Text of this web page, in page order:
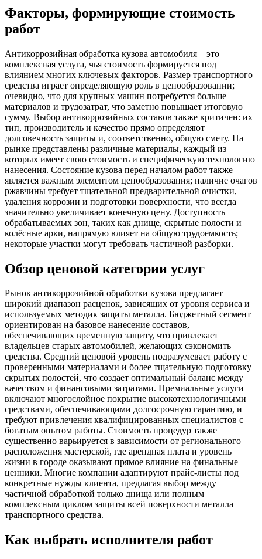
Факторы, формирующие стоимость
работ
Антикоррозийная обработка кузова автомобиля – это
комплексная услуга, чья стоимость формируется под
влиянием многих ключевых факторов. Размер транспортного
средства играет определяющую роль в ценообразовании;
очевидно, что для крупных машин потребуется больше
материалов и трудозатрат, что заметно повышает итоговую
сумму. Выбор антикоррозийных составов также критичен: их
тип, производитель и качество прямо определяют
долговечность защиты и, соответственно, общую смету. На
рынке представлены различные материалы, каждый из
которых имеет свою стоимость и специфическую технологию
нанесения. Состояние кузова перед началом работ также
является важным элементом ценообразования; наличие очагов
ржавчины требует тщательной предварительной очистки,
удаления коррозии и подготовки поверхности, что всегда
значительно увеличивает конечную цену. Доступность
обрабатываемых зон, таких как днище, скрытые полости и
колёсные арки, напрямую влияет на общую трудоемкость;
некоторые участки могут требовать частичной разборки.
Обзор ценовой категории услуг
Рынок антикоррозийной обработки кузова предлагает
широкий диапазон расценок, зависящих от уровня сервиса и
используемых методик защиты металла. Бюджетный сегмент
ориентирован на базовое нанесение составов,
обеспечивающих временную защиту, что привлекает
владельцев старых автомобилей, желающих сэкономить
средства. Средний ценовой уровень подразумевает работу с
проверенными материалами и более тщательную подготовку
скрытых полостей, что создает оптимальный баланс между
качеством и финансовыми затратами. Премиальные услуги
включают многослойное покрытие высокотехнологичными
средствами, обеспечивающими долгосрочную гарантию, и
требуют привлечения квалифицированных специалистов с
богатым опытом работы. Стоимость процедур также
существенно варьируется в зависимости от регионального
расположения мастерской, где арендная плата и уровень
жизни в городе оказывают прямое влияние на финальные
ценники. Многие компании адаптируют прайс-листы под
конкретные нужды клиента, предлагая выбор между
частичной обработкой только днища или полным
комплексным циклом защиты всей поверхности металла
транспортного средства.
Как выбрать исполнителя работ